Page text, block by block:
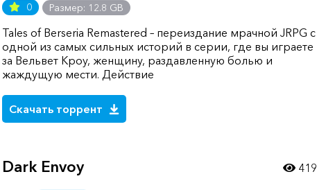
0 Размер: 12.8 GB
Tales of Berseria Remastered – переиздание мрачной JRPG с
одной из самых сильных историй в серии, где вы играете
за Вельвет Кроу, женщину, раздавленную болью и
жаждущую мести. Действие
Скачать торрент
Dark Envoy 419